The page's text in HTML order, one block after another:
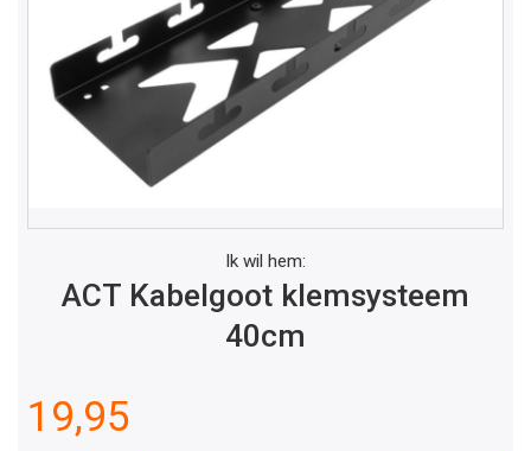
Ik wil hem:
ACT Kabelgoot klemsysteem
40cm
19,95